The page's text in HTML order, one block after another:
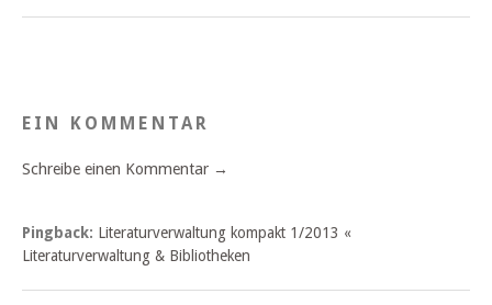
EIN KOMMENTAR
Schreibe einen Kommentar →
Pingback: Literaturverwaltung kompakt 1/2013 «
Literaturverwaltung & Bibliotheken